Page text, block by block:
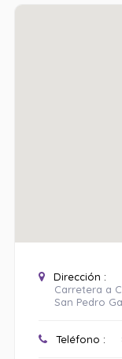
Dirección :
Carretera a
San Pedro
Teléfono :